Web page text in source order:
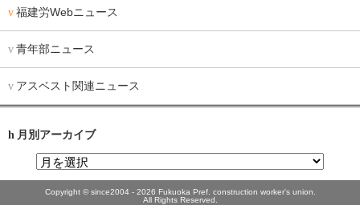
福建労Webニュース
青年部ニュース
アスベスト関連ニュース
月別アーカイブ
Copyright © since2004 - 2026 Fukuoka Pref. construction worker's union.
All Rights Reserved.